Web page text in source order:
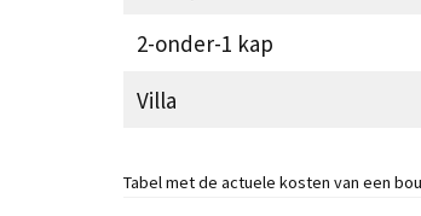
2-onder-1 kap
Villa
Tabel met de actuele kosten van een